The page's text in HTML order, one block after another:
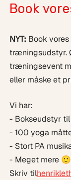
Book
NYT: Book
træningsudstyr.
træningsevent
eller måske et
Vi har:
- Bokseudstyr
- 100 yoga
- Stort PA
- Meget mere 🙂
Skriv til